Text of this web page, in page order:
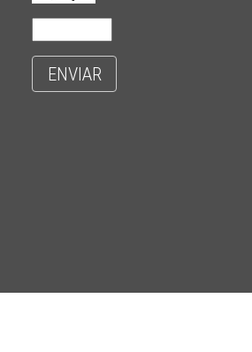
ENVIAR